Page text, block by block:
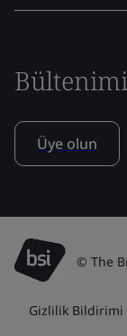
Üye olun
© The
Gizlilik Bildirimi